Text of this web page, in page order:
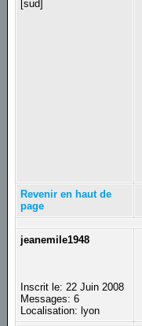
[sud]
Revenir en haut de
page
jeanemile1948
Inscrit le: 22 Juin 2008
Messages: 6
Localisation: lyon